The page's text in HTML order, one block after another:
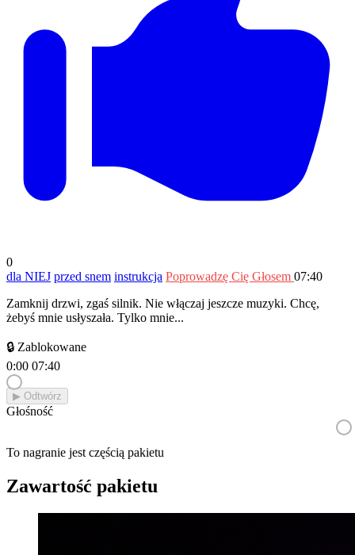
0
dla NIEJ przed snem instrukcja Poprowadzę Cię Głosem 07:40
Zamknij drzwi, zgaś silnik. Nie włączaj jeszcze muzyki. Chcę,
żebyś mnie usłyszała. Tylko mnie...
🔒 Zablokowane
0:00 07:40
▶︎ Odtwórz
Głośność
To nagranie jest częścią pakietu
Zawartość pakietu